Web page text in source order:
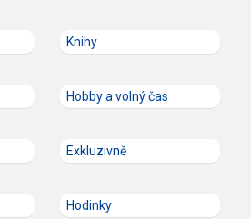
Knihy
Hobby a volný čas
Exkluzivně
Hodinky